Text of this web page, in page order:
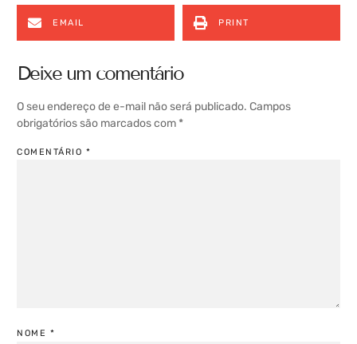
EMAIL PRINT
Deixe um comentário
O seu endereço de e-mail não será publicado. Campos
obrigatórios são marcados com *
COMENTÁRIO *
NOME *